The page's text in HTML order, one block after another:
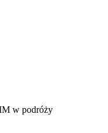
w podróży